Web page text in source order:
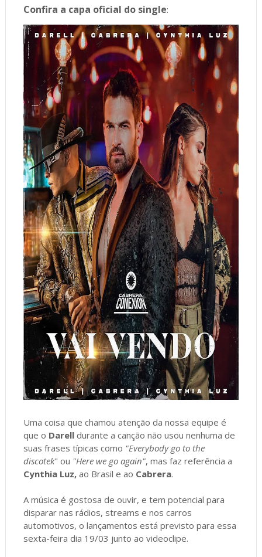
Confira a capa oficial do single:
Uma coisa que chamou atenção da nossa equipe é
que o Darell durante a canção não usou nenhuma de
suas frases típicas como "Everybody go to the
discotek" ou "Here we go again", mas faz referência a
Cynthia Luz, ao Brasil e ao Cabrera.
A música é gostosa de ouvir, e tem potencial para
disparar nas rádios, streams e nos carros
automotivos, o lançamentos está previsto para essa
sexta-feira dia 19/03 junto ao videoclipe.